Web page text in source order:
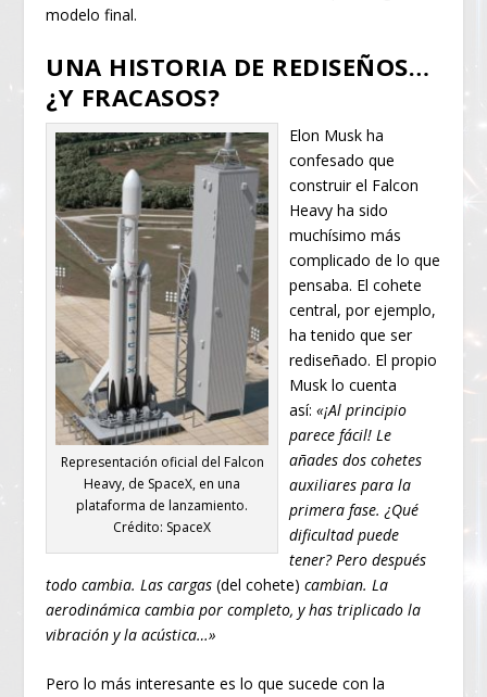
modelo final.
UNA HISTORIA DE REDISEÑOS…
¿Y FRACASOS?
Representación oficial del Falcon
Heavy, de SpaceX, en una
plataforma de lanzamiento.
Crédito: SpaceX
Elon Musk ha
confesado que
construir el Falcon
Heavy ha sido
muchísimo más
complicado de lo que
pensaba. El cohete
central, por ejemplo,
ha tenido que ser
rediseñado. El propio
Musk lo cuenta
así:«¡Al principio
parece fácil! Le
añades dos cohetes
auxiliares para la
primera fase. ¿Qué
dificultad puede
tener? Pero después
todo cambia. Las cargas(del cohete) cambian. La
aerodinámica cambia por completo, y has triplicado la
vibración y la acústica…»
Pero lo más interesante es lo que sucede con la